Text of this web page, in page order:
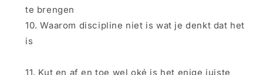
te brengen
Waarom discipline niet is wat je denkt dat het
is
Kut en af en toe wel oké is het enige juiste